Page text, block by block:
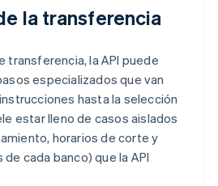
la transferencia
transferencia, la API puede
especializados que van
hasta la selección
estar lleno de casos aislados
horarios de corte y
cada banco) que la API